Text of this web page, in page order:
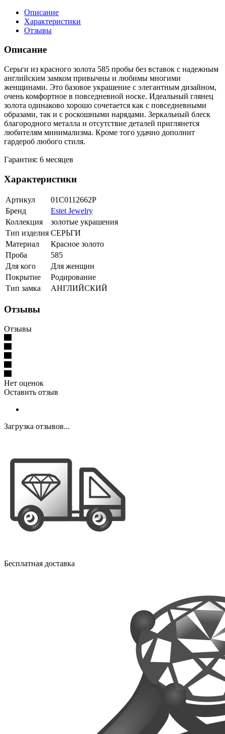
Описание
Характеристики
Отзывы
Описание
Серьги из красного золота 585 пробы без вставок с надежным
английским замком привычны и любимы многими
женщинами. Это базовое украшение с элегантным дизайном,
очень комфортное в повседневной носке. Идеальный глянец
золота одинаково хорошо сочетается как с повседневными
образами, так и с роскошными нарядами. Зеркальный блеск
благородного металла и отсутствие деталей приглянется
любителям минимализма. Кроме того удачно дополнит
гардероб любого стиля.
Гарантия: 6 месяцев
Характеристики
Артикул
01С0112662Р
Бренд
Estet Jewelry
Коллекция
золотые украшения
Тип изделия СЕРЬГИ
Материал
Красное золото
Проба
585
Для кого
Для женщин
Покрытие
Родирование
Тип замка
АНГЛИЙСКИЙ
Отзывы
Отзывы
Нет оценок
Оставить отзыв
Загрузка отзывов...
Бесплатная доставка